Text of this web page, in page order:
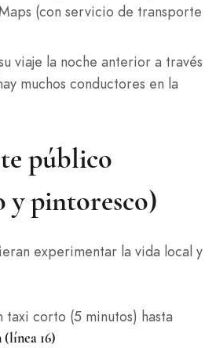
(con servicio de transporte
viaje la noche anterior a través
muchos conductores en la
público
y pintoresco)
experimentar la vida local y
taxi corto (5 minutos) hasta
16)